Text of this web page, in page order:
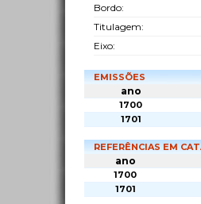
Bordo:
Titulagem:
Eixo:
EMISSÕES
ano
1700
1701
REFERÊNCIAS EM
ano
1700
1701